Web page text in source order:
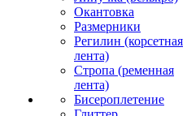
Окантовка
Размерники
Регилин (корсетная
лента)
Стропа (ременная
лента)
Бисероплетение